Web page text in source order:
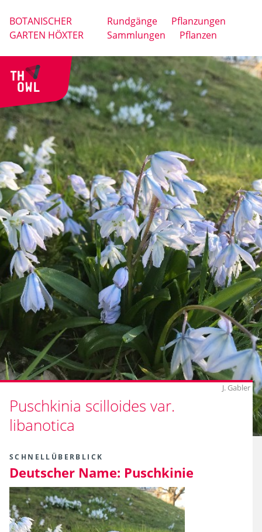
BOTANISCHER
GARTEN HÖXTER
Rundgänge
Pflanzungen
Sammlungen
Pflanzen
Puschkinia scilloides var.
libanotica
J. Gabler
SCHNELLÜBERBLICK
Deutscher Name: Puschkinie